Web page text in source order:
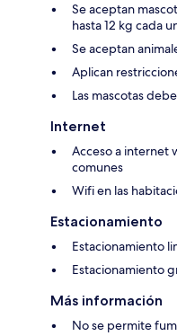
Se aceptan
hasta 12 kg cada
Se aceptan
Aplican
Las mascotas
Internet
Acceso a internet
comunes
Wifi en las
Estacionamiento
Estacionamiento
Estacionamiento
Más información
No se permite